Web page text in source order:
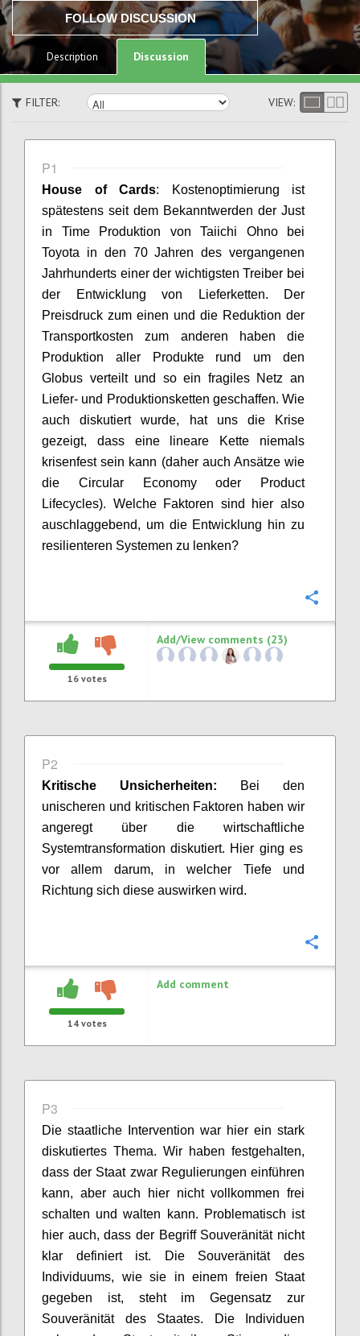
FOLLOW DISCUSSION
Description Discussion
FILTER: VIEW:
P1
House of Cards:
Kostenoptimierung ist
spätestens seit dem Bekanntwerden der Just
in Time Produktion von Taiichi Ohnobei
Toyota in den 70 Jahren des vergangenen
Jahrhunderts einer der wichtigsten Treiber bei
der Entwicklung von Lieferketten. Der
Preisdruck zum einen und die Reduktion der
Transportkosten zum anderen haben die
Produktion aller Produkte rund um den
Globus verteilt und so ein fragiles Netz an
Liefer- und Produktionsketten geschaffen. Wie
auch diskutiert wurde, hat uns die Krise
gezeigt, dass eine
lineare
Kette niemals
krisenfest sein kann (daher auch Ansätze wie
die CircularEconomy oder
Product
Lifecycles). Welche Faktoren sind hier also
auschlaggebend, um die Entwicklung hin zu
resilienteren Systemen zu lenken?
16votes
Add/View comments (23)
P2
Kritische Unsicherheiten:
Bei den
unischeren und kritischen Faktoren haben wir
angeregtüber diewirtschaftliche
Systemtransformationdiskutiert. Hier ging es
vor allem darum, in welcher Tiefe und
Richtung sich diese auswirken wird.
14votes
Add comment
P3
Die staatliche Intervention war hier ein stark
diskutiertes Thema. Wir haben festgehalten,
dass der Staat zwar Regulierungen einführen
kann, aber auch hier nicht vollkommen frei
schalten und walten kann. Problematisch ist
hier auch, dass der Begriff Souveränitätnicht
klar definiert ist. Die Souveränität des
Individuums, wie sie in einem freien Staat
gegeben ist, steht im Gegensatz zur
Souveränität des Staates. DieIndividuen